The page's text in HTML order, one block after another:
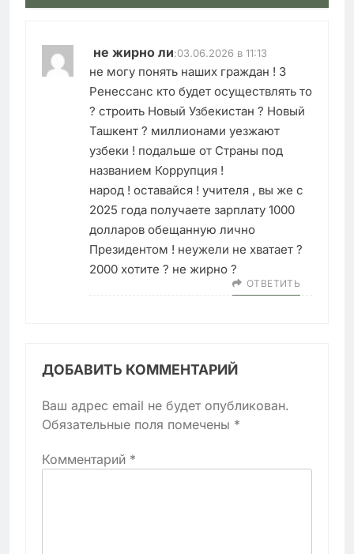
не жирно ли:03.06.2026 в 11:13
не могу понять наших граждан ! 3
Ренессанс кто будет осуществлять то
? строить Новый Узбекистан ? Новый
Ташкент ? миллионами уезжают
узбеки ! подальше от Страны под
названием Коррупция !
народ ! оставайся ! учителя , вы же с
2025 года получаете зарплату 1000
долларов обещанную лично
Президентом ! неужели не хватает ?
2000 хотите ? не жирно ?
ОТВЕТИТЬ
ДОБАВИТЬ КОММЕНТАРИЙ
Ваш адрес email не будет опубликован.
Обязательные поля помечены *
Комментарий *